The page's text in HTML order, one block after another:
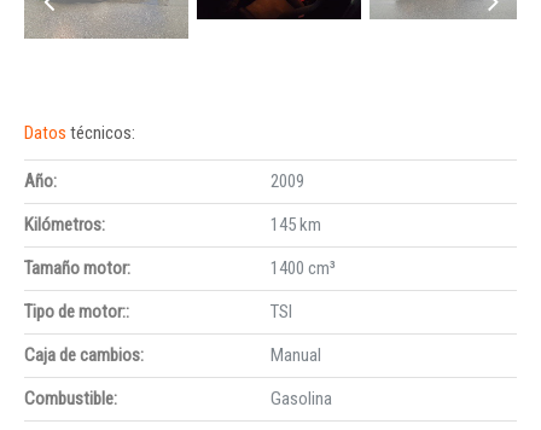
Datos técnicos:
Año:
2009
Kilómetros:
145 km
Tamaño motor:
1400 cm³
Tipo de motor::
TSI
Caja de cambios:
Manual
Combustible:
Gasolina